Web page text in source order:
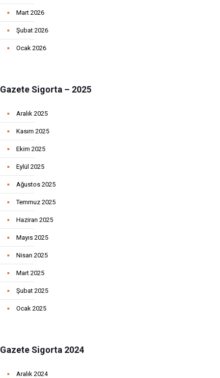
Mart 2026
Şubat 2026
Ocak 2026
Gazete Sigorta – 2025
Aralık 2025
Kasım 2025
Ekim 2025
Eylül 2025
Ağustos 2025
Temmuz 2025
Haziran 2025
Mayıs 2025
Nisan 2025
Mart 2025
Şubat 2025
Ocak 2025
Gazete Sigorta 2024
Aralık 2024